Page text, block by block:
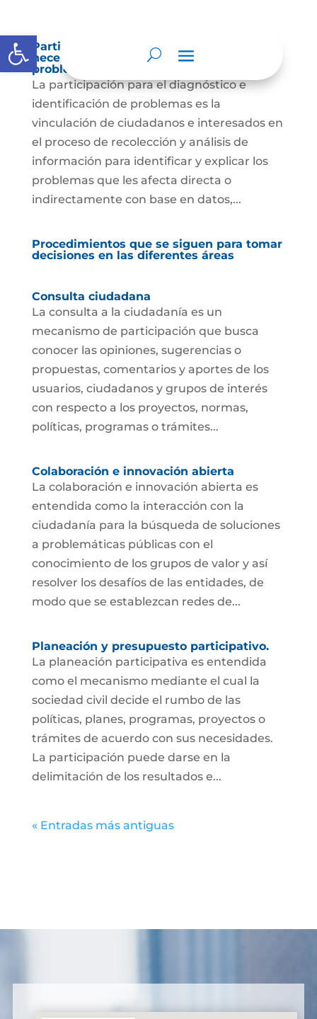
Abrir barra de herramientas
Participación para el diagnóstico de
necesidades e identificación de
problemas.
La participación para el diagnóstico e
identificación de problemas es la
vinculación de ciudadanos e interesados en
el proceso de recolección y análisis de
información para identificar y explicar los
problemas que les afecta directa o
indirectamente con base en datos,...
Procedimientos que se siguen para tomar
decisiones en las diferentes áreas
Consulta ciudadana
La consulta a la ciudadanía es un
mecanismo de participación que busca
conocer las opiniones, sugerencias o
propuestas, comentarios y aportes de los
usuarios, ciudadanos y grupos de interés
con respecto a los proyectos, normas,
políticas, programas o trámites...
Colaboración e innovación abierta
La colaboración e innovación abierta es
entendida como la interacción con la
ciudadanía para la búsqueda de soluciones
a problemáticas públicas con el
conocimiento de los grupos de valor y así
resolver los desafíos de las entidades, de
modo que se establezcan redes de...
Planeación y presupuesto participativo.
La planeación participativa es entendida
como el mecanismo mediante el cual la
sociedad civil decide el rumbo de las
políticas, planes, programas, proyectos o
trámites de acuerdo con sus necesidades.
La participación puede darse en la
delimitación de los resultados e...
« Entradas más antiguas